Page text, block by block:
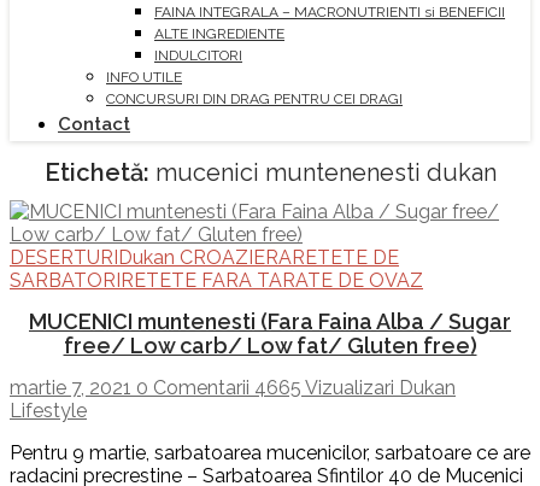
FAINA INTEGRALA – MACRONUTRIENTI si BENEFICII
ALTE INGREDIENTE
INDULCITORI
INFO UTILE
CONCURSURI DIN DRAG PENTRU CEI DRAGI
Contact
Etichetă: mucenici muntenenesti dukan
DESERTURI Dukan CROAZIERARETETE DE
SARBATORI RETETE FARA TARATE DE OVAZ
MUCENICI muntenesti (Fara Faina Alba / Sugar
free/ Low carb/ Low fat/ Gluten free)
martie 7, 2021 0 Comentarii 4665 Vizualizari Dukan
Lifestyle
Pentru 9 martie, sarbatoarea mucenicilor, sarbatoare ce are
rada­cini precrestine – Sarbatoarea Sfintilor 40 de Mucenici